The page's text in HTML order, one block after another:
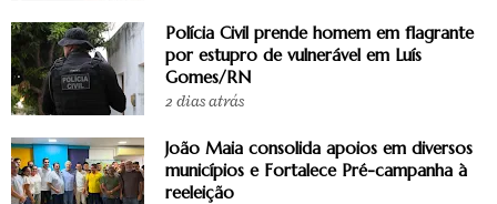
Polícia Civil prende homem em flagrante
por estupro de vulnerável em Luís
Gomes/RN
2 dias atrás
João Maia consolida apoios em diversos
municípios e Fortalece Pré-campanha à
reeleição